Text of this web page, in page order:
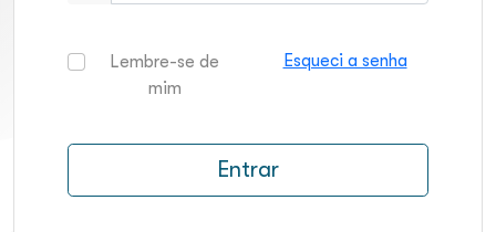
Lembre-se de
mim
Esqueci a senha
Entrar